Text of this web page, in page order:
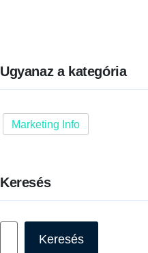
Ugyanaz a kategória
Marketing Info
Keresés
Keresés